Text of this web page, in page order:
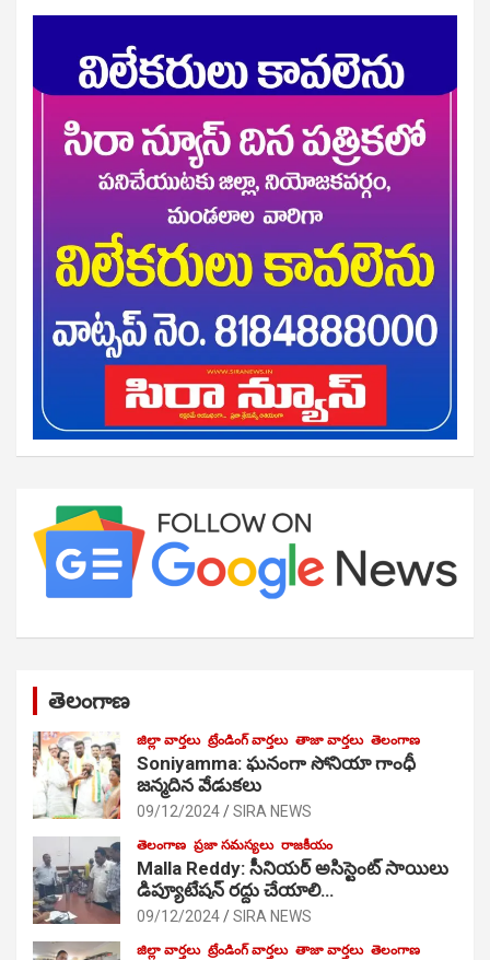
తెలంగాణ
జిల్లా వార్తలు ట్రేండింగ్ వార్తలు తాజా వార్తలు తెలంగాణ
Soniyamma: ఘ‌నంగా సోనియా గాంధీ
జ‌న్మ‌దిన వేడుక‌లు
09/12/2024 SIRA NEWS
తెలంగాణ ప్రజా సమస్యలు రాజకీయం
Malla Reddy: సీనియర్ అసిస్టెంట్ సాయిలు
డిప్యూటేషన్ రద్దు చేయాలి…
09/12/2024 SIRA NEWS
జిల్లా వార్తలు ట్రేండింగ్ వార్తలు తాజా వార్తలు తెలంగాణ